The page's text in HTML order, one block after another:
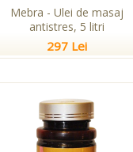
Mebra - Ulei de masaj
antistres, 5 litri
297 Lei